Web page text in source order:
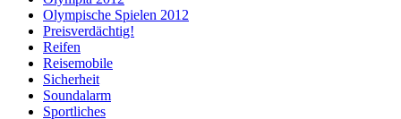
Olympische Spielen 2012
Preisverdächtig!
Reifen
Reisemobile
Sicherheit
Soundalarm
Sportliches